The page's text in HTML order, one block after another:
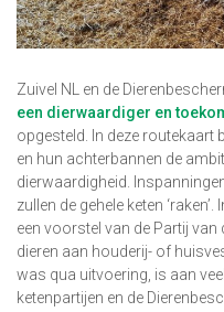
Zuivel NL en de
een dierwaardiger en
opgesteld. In deze
en hun achterbannen de
dierwaardigheid.
zullen de gehele keten
een voorstel van de Partij
dieren aan houderij- of
was qua uitvoering, is aan
ketenpartijen en de